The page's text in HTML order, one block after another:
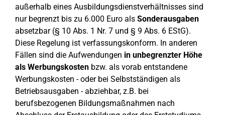
außerhalb eines Ausbildungsdienstverhältnisses sind
nur begrenzt bis zu 6.000 Euro als Sonderausgaben
absetzbar (§ 10 Abs. 1 Nr. 7 und § 9 Abs. 6 EStG).
Diese Regelung ist verfassungskonform. In anderen
Fällen sind die Aufwendungen in unbegrenzter Höhe
als Werbungskosten bzw. als vorab entstandene
Werbungskosten - oder bei Selbstständigen als
Betriebsausgaben - abziehbar, z.B. bei
berufsbezogenen Bildungsmaßnahmen nach